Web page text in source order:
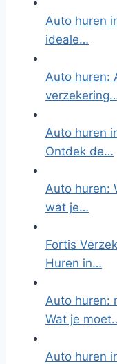
Auto huren
ideale…
Auto huren:
Auto huren
Ontdek de…
Auto huren:
wat je…
Fortis
Huren in…
Auto huren:
Wat je
Auto huren